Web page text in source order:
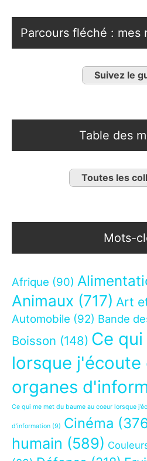
Parcours fléché : mes
Suivez le
Table des
Toutes les
Mots-
Afrique (90)
Animaux (717) Art
Automobile (92) Bande
Boisson (148) Ce
lorsque j'écoute
organes
Ce qui me met du baume au coeur lorsque
d’information (9) Cinéma
humain (589)